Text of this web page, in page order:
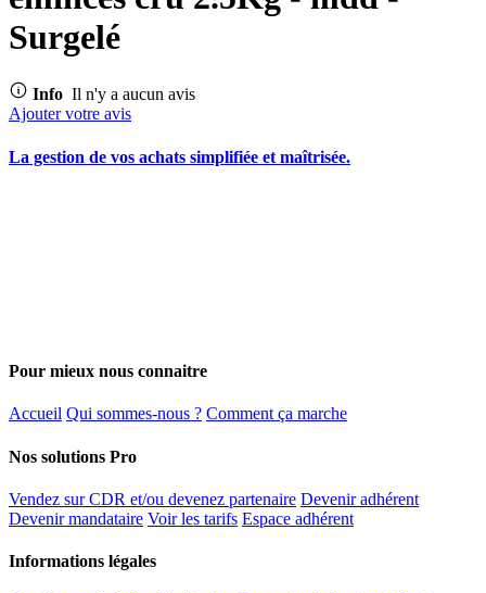
Surgelé
Info Il n'y a aucun avis
Ajouter votre avis
La gestion de vos achats simplifiée et maîtrisée.
Pour mieux nous connaitre
Accueil Qui sommes-nous ? Comment ça marche
Nos solutions Pro
Vendez sur CDR et/ou devenez partenaire Devenir adhérent
Devenir mandataire Voir les tarifs Espace adhérent
Informations légales